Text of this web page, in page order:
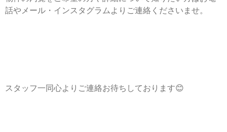
話やメール・インスタグラムよりご連絡くださいませ。
スタッフ一同心よりご連絡お待ちしております😊